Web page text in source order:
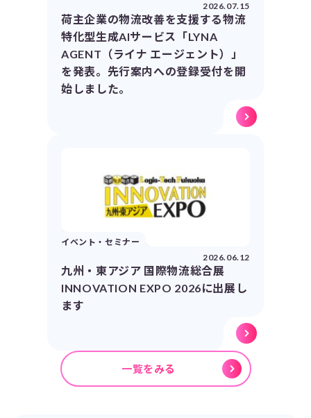
2026.07.15
荷主企業の物流改善を支援する物流
特化型生成AIサービス「LYNA
AGENT（ライナ エージェント）」
を発表。先行案内への登録受付を開
始しました。
イベント・セミナー
2026.06.12
九州・東アジア 国際物流総合展
INNOVATION EXPO 2026に出展し
ます
一覧をみる